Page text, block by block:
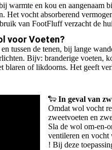
warmte en kou en aangenaam
Het vocht absorberend
van FootFluff verzacht de
voor Voeten?
tussen de tenen, bij lange
Bijv: branderige voeten,
blaren of likdoorns. Het geeft
🐑 In geval van
Omdat wol vocht
zweetvoeten en
Sla de wol om-en-
ventileren en
! Bij deze